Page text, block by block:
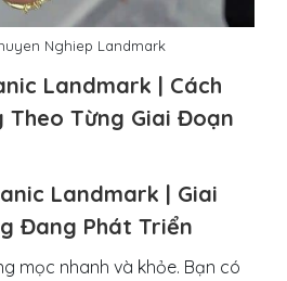
Nghiep Landmark
Landmark | Cách
Theo Từng Giai Đoạn
Landmark | Giai
Đang Phát Triển
mọc nhanh và khỏe. Bạn có